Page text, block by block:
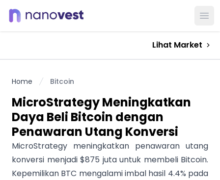
Lihat Market
Home Bitcoin
MicroStrategy Meningkatkan
Daya Beli Bitcoin dengan
Penawaran Utang Konversi
MicroStrategy meningkatkan penawaran utang
konversi menjadi $875 juta untuk membeli Bitcoin.
Kepemilikan BTC mengalami imbal hasil 4.4% pada